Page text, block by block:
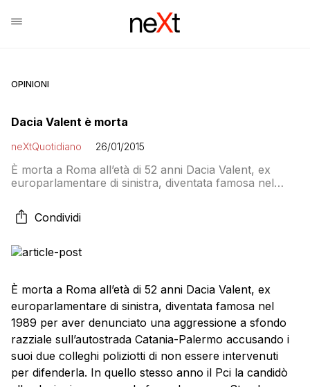
OPINIONI
Dacia Valent è morta
neXtQuotidiano 26/01/2015
È morta a Roma all’età di 52 anni Dacia Valent, ex
europarlamentare di sinistra, diventata famosa nel
razziale sull’autostrada Catania-Palermo accusando i
suoi due colleghi poliziotti di non essere intervenuti
candidò alle elezioni europee e la fece eleggere a […]
Condividi
È morta a Roma all’età di 52 anni Dacia Valent, ex
europarlamentare di sinistra, diventata famosa nel
1989 per aver denunciato una aggressione a sfondo
razziale sull’autostrada Catania-Palermo accusando i
suoi due colleghi poliziotti di non essere intervenuti
per difenderla. In quello stesso anno il Pci la candidò